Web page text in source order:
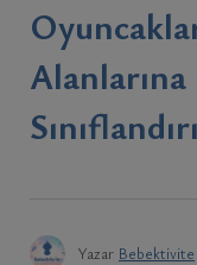
Yazar Bebektivite